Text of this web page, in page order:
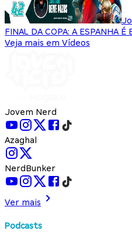
FINAL DA COPA: A ESPANHA
Veja mais em Vídeos
Jovem Nerd
Azaghal
NerdBunker
Ver mais
Podcasts